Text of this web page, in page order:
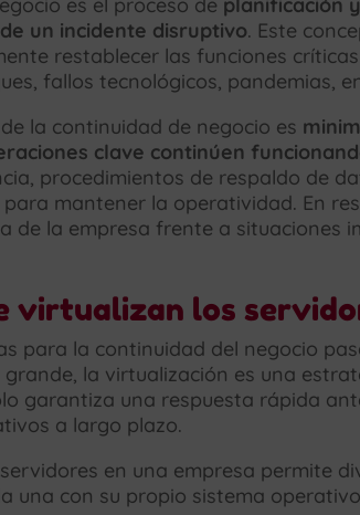
es el proceso de planificación
un incidente disruptivo. Este
restablecer las funciones
fallos tecnológicos, pandemias,
la continuidad de negocio es
clave continúen
procedimientos de respaldo de
para mantener la operatividad. En
de la empresa frente a situaciones
virtualizan los
para la continuidad del negocio
la virtualización es una
garantiza una respuesta rápida
a largo plazo.
en una empresa permite
una con su propio sistema